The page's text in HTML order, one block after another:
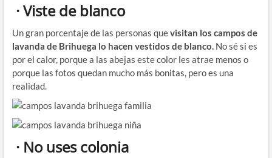
· Viste de blanco
Un gran porcentaje de las personas quevisitan los campos de
lavanda de Brihuega lo hacen vestidos de blanco.No sé si es
por el calor, porque a las abejas este color les atrae menos o
porque las fotos quedan mucho más bonitas, pero es una
realidad.
· No uses colonia